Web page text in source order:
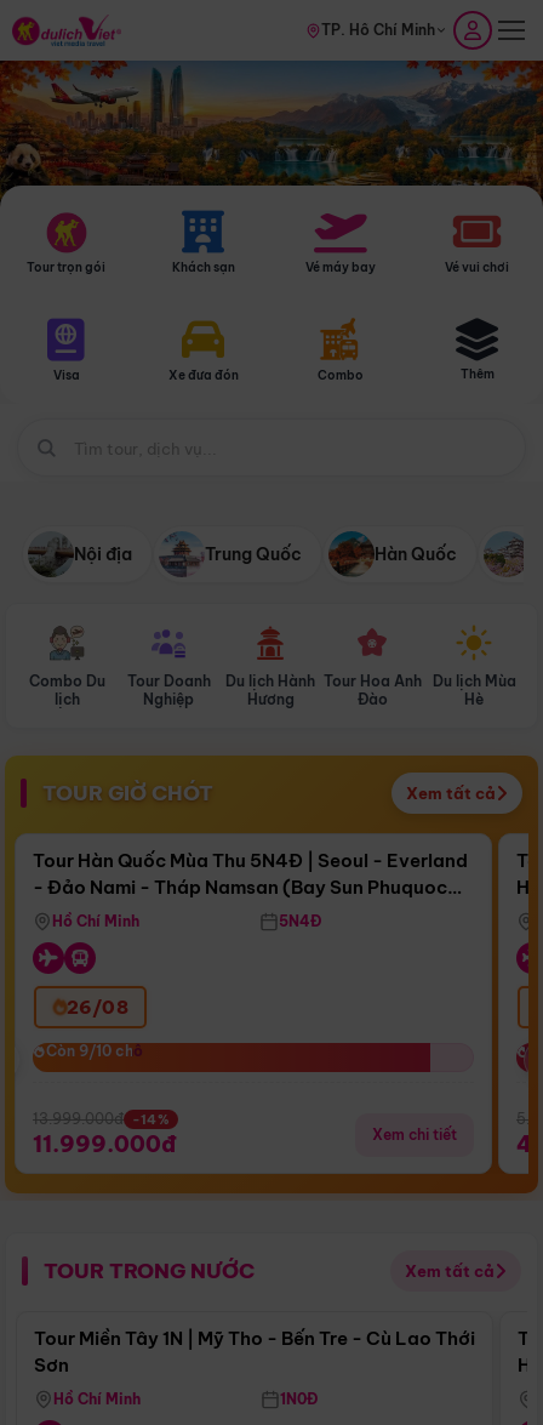
TP. Hồ Chí Minh
Tour trọn gói Khách sạn Vé máy bay Vé vui chơi
Visa Xe đưa đón Combo Thêm
Nội địa Trung Quốc Hàn Quốc
Combo Du
lịch
Tour Doanh
Nghiệp
Du lịch Hành
Hương
Tour Hoa Anh
Đào
Du lịch Mùa
Hè
TOUR GIỜ CHÓT Xem tất cả
Còn17 ngày 02:55:41
Bay Sun Phuquoc Airways
Điểm nổi bật
Tour Hàn Quốc Mùa Thu 5N4Đ | Seoul - Everland
- Đảo Nami - Tháp Namsan (Bay Sun Phuquoc
Airways)
Hồ Chí Minh 5N4Đ
26/08
Còn 9/10 chỗ
Còn 9/10 chỗ
13.999.000đ -14%
11.999.000đ Xem chi tiết
TOUR TRONG NƯỚC Xem tất cả
Điểm nổi bật
Tour Miền Tây 1N | Mỹ Tho - Bến Tre - Cù Lao Thới
Sơn
Hồ Chí Minh 1N0Đ